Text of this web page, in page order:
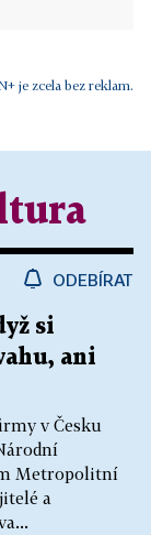
je zcela bez reklam.
ODEBÍRAT
si
ani
v Česku
Metropolitní
a